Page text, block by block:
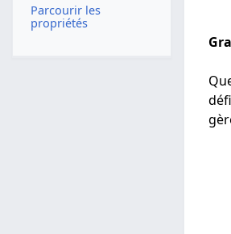
Parcourir les
propriétés